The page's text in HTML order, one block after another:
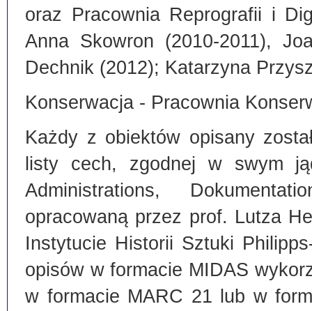
oraz Pracownia Reprografii i
Anna Skowron (2010-2011),
Dechnik (2012); Katarzyna
Konserwacja - Pracownia
Każdy z obiektów opisany
listy cech, zgodnej w swym
Administrations,
opracowaną przez prof. Lutza
Instytucie Historii Sztuki
opisów w formacie MIDAS
w formacie MARC 21 lub w